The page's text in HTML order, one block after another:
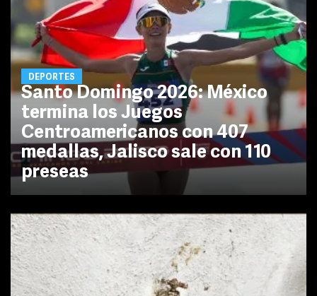
DEPORTES
Santo Domingo 2026: México
termina los Juegos
Centroamericanos con 407
medallas, Jalisco sale con 110
preseas